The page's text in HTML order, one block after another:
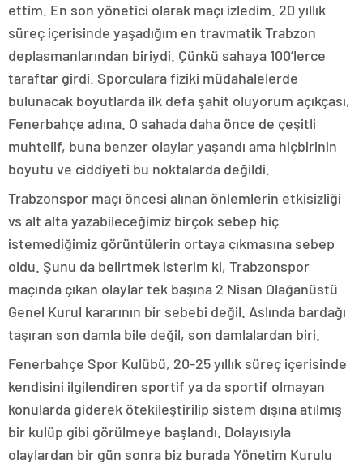
ettim. En son yönetici olarak maçı izledim. 20 yıllık
süreç içerisinde yaşadığım en travmatik Trabzon
deplasmanlarından biriydi. Çünkü sahaya 100’lerce
taraftar girdi. Sporculara fiziki müdahalelerde
bulunacak boyutlarda ilk defa şahit oluyorum açıkçası,
Fenerbahçe adına. O sahada daha önce de çeşitli
muhtelif, buna benzer olaylar yaşandı ama hiçbirinin
boyutu ve ciddiyeti bu noktalarda değildi.
Trabzonspor maçı öncesi alınan önlemlerin etkisizliği
vs alt alta yazabileceğimiz birçok sebep hiç
istemediğimiz görüntülerin ortaya çıkmasına sebep
oldu. Şunu da belirtmek isterim ki, Trabzonspor
maçında çıkan olaylar tek başına 2 Nisan Olağanüstü
Genel Kurul kararının bir sebebi değil. Aslında bardağı
taşıran son damla bile değil, son damlalardan biri.
Fenerbahçe Spor Kulübü, 20-25 yıllık süreç içerisinde
kendisini ilgilendiren sportif ya da sportif olmayan
konularda giderek ötekileştirilip sistem dışına atılmış
bir kulüp gibi görülmeye başlandı. Dolayısıyla
olaylardan bir gün sonra biz burada Yönetim Kurulu